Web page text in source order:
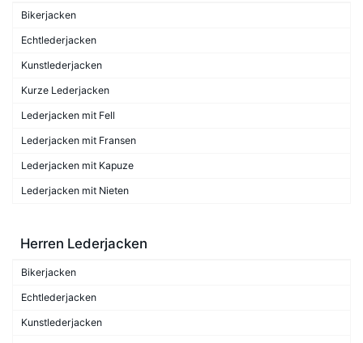
Bikerjacken
Echtlederjacken
Kunstlederjacken
Kurze Lederjacken
Lederjacken mit Fell
Lederjacken mit Fransen
Lederjacken mit Kapuze
Lederjacken mit Nieten
Herren Lederjacken
Bikerjacken
Echtlederjacken
Kunstlederjacken